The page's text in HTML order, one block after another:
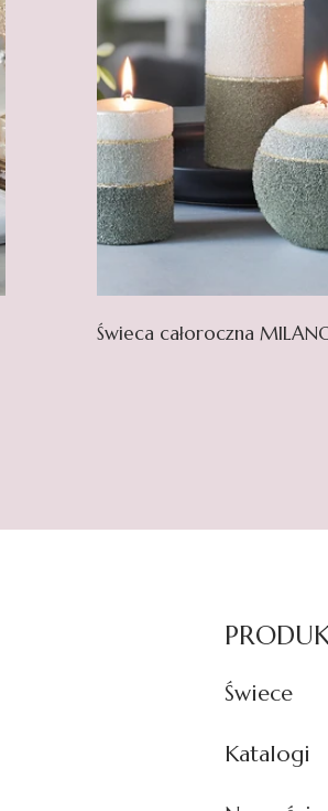
Świeca całoroczna
Świece
Katalogi